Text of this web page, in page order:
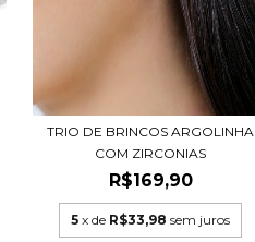
TRIO DE BRINCOS ARGOLINHA
COM ZIRCONIAS
R$169,90
5 x de R$33,98 sem juros